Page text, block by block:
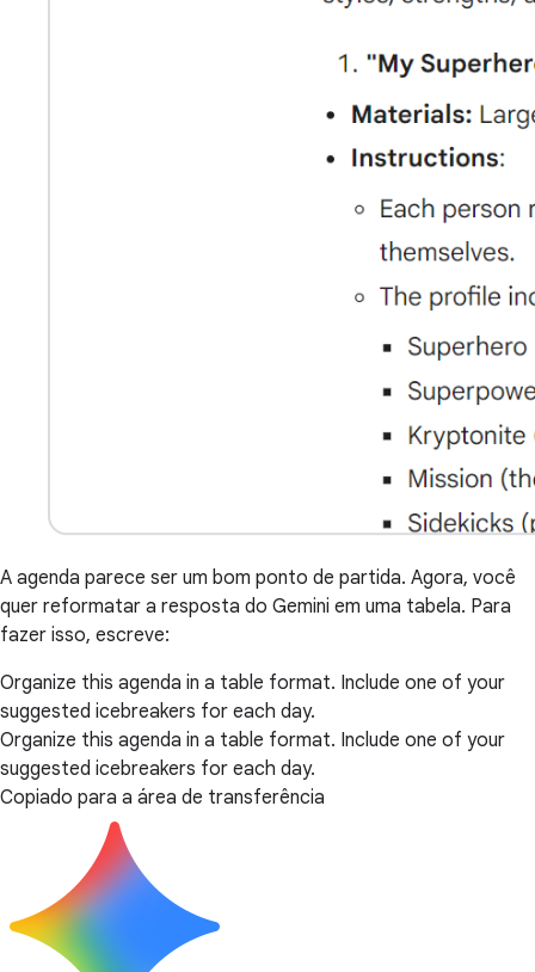
A agenda parece ser um bom ponto de partida. Agora, você
quer reformatar a resposta do Gemini em uma tabela. Para
fazer isso, escreve:
Organize this agenda in a table format. Include one of your
suggested icebreakers for each day.
Organize this agenda in a table format. Include one of your
suggested icebreakers for each day.
Copiado para a área de transferência